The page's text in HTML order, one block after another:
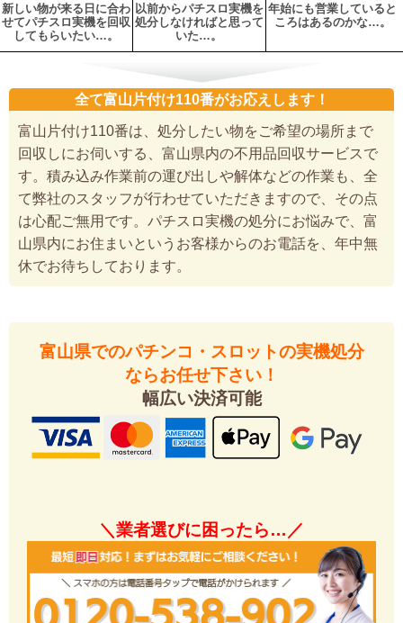
新しい物が来る日に合わ
せてパチスロ実機を回収
してもらいたい…。
以前からパチスロ実機を
処分しなければと思って
いた…。
年始にも営業していると
ころはあるのかな…。
全て富山片付け110番がお応えします！
富山片付け110番は、処分したい物をご希望の場所まで
回収しにお伺いする、富山県内の不用品回収サービスで
す。積み込み作業前の運び出しや解体などの作業も、全
て弊社のスタッフが行わせていただきますので、その点
は心配ご無用です。パチスロ実機の処分にお悩みで、富
山県内にお住まいというお客様からのお電話を、年中無
休でお待ちしております。
富山県でのパチンコ・スロットの実機処分
ならお任せ下さい！
幅広い決済可能
＼業者選びに困ったら…／